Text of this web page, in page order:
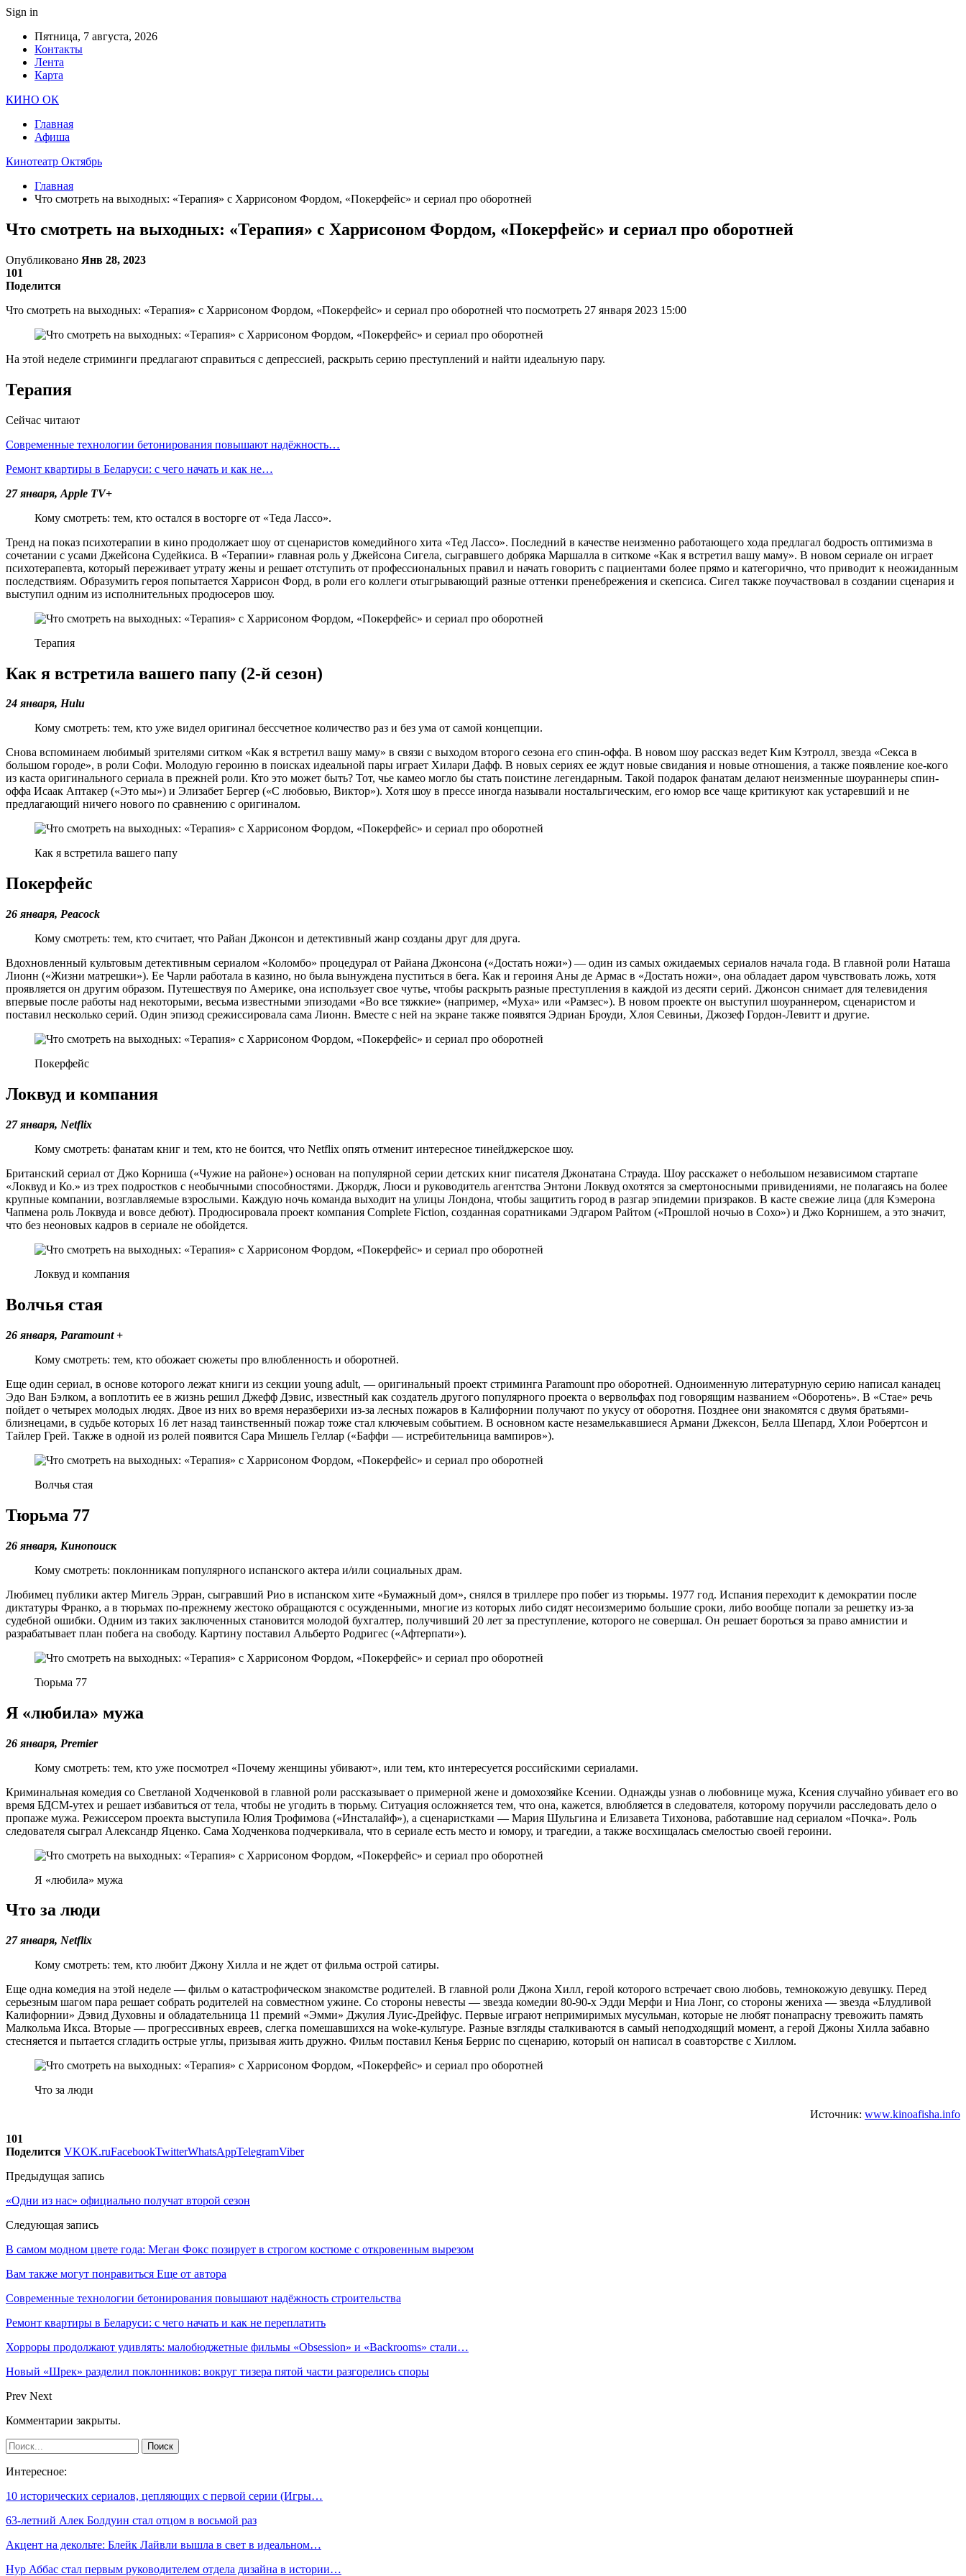
Sign in
Пятница, 7 августа, 2026
Контакты
Лента
Карта
КИНО ОК
Главная
Афиша
Кинотеатр Октябрь
Главная
Что смотреть на выходных: «Терапия» с Харрисоном Фордом, «Покерфейс» и сериал про оборотней
Что смотреть на выходных: «Терапия» с Харрисоном Фордом, «Покерфейс» и сериал про оборотней
Опубликовано Янв 28, 2023
101
Поделится
Что смотреть на выходных: «Терапия» с Харрисоном Фордом, «Покерфейс» и сериал про оборотней что посмотреть 27 января 2023 15:00
На этой неделе стриминги предлагают справиться с депрессией, раскрыть серию преступлений и найти идеальную пару.
Терапия
Сейчас читают
Современные технологии бетонирования повышают надёжность…
Ремонт квартиры в Беларуси: с чего начать и как не…
27 января, Apple TV+
Кому смотреть: тем, кто остался в восторге от «Теда Лассо».
Тренд на показ психотерапии в кино продолжает шоу от сценаристов комедийного хита «Тед Лассо». Последний в качестве неизменно работающего хода предлагал бодрость оптимизма в
сочетании с усами Джейсона Судейкиса. В «Терапии» главная роль у Джейсона Сигела, сыгравшего добряка Маршалла в ситкоме «Как я встретил вашу маму». В новом сериале он играет
психотерапевта, который переживает утрату жены и решает отступить от профессиональных правил и начать говорить с пациентами более прямо и категорично, что приводит к неожиданным
последствиям. Образумить героя попытается Харрисон Форд, в роли его коллеги отыгрывающий разные оттенки пренебрежения и скепсиса. Сигел также поучаствовал в создании сценария и
выступил одним из исполнительных продюсеров шоу.
Терапия
Как я встретила вашего папу (2-й сезон)
24 января, Hulu
Кому смотреть: тем, кто уже видел оригинал бессчетное количество раз и без ума от самой концепции.
Снова вспоминаем любимый зрителями ситком «Как я встретил вашу маму» в связи с выходом второго сезона его спин-оффа. В новом шоу рассказ ведет Ким Кэтролл, звезда «Секса в
большом городе», в роли Софи. Молодую героиню в поисках идеальной пары играет Хилари Дафф. В новых сериях ее ждут новые свидания и новые отношения, а также появление кое-кого
из каста оригинального сериала в прежней роли. Кто это может быть? Тот, чье камео могло бы стать поистине легендарным. Такой подарок фанатам делают неизменные шоураннеры спин-
оффа Исаак Аптакер («Это мы») и Элизабет Бергер («С любовью, Виктор»). Хотя шоу в прессе иногда называли ностальгическим, его юмор все чаще критикуют как устаревший и не
предлагающий ничего нового по сравнению с оригиналом.
Как я встретила вашего папу
Покерфейс
26 января, Peaсock
Кому смотреть: тем, кто считает, что Райан Джонсон и детективный жанр созданы друг для друга.
Вдохновленный культовым детективным сериалом «Коломбо» процедурал от Райана Джонсона («Достать ножи») — один из самых ожидаемых сериалов начала года. В главной роли Наташа
Лионн («Жизни матрешки»). Ее Чарли работала в казино, но была вынуждена пуститься в бега. Как и героиня Аны де Армас в «Достать ножи», она обладает даром чувствовать ложь, хотя
проявляется он другим образом. Путешествуя по Америке, она использует свое чутье, чтобы раскрыть разные преступления в каждой из десяти серий. Джонсон снимает для телевидения
впервые после работы над некоторыми, весьма известными эпизодами «Во все тяжкие» (например, «Муха» или «Рамзес»). В новом проекте он выступил шоураннером, сценаристом и
поставил несколько серий. Один эпизод срежиссировала сама Лионн. Вместе с ней на экране также появятся Эдриан Броуди, Хлоя Севиньи, Джозеф Гордон-Левитт и другие.
Покерфейс
Локвуд и компания
27 января, Netflix
Кому смотреть: фанатам книг и тем, кто не боится, что Netflix опять отменит интересное тинейджерское шоу.
Британский сериал от Джо Корниша («Чужие на районе») основан на популярной серии детских книг писателя Джонатана Страуда. Шоу расскажет о небольшом независимом стартапе
«Локвуд и Ко.» из трех подростков с необычными способностями. Джордж, Люси и руководитель агентства Энтони Локвуд охотятся за смертоносными привидениями, не полагаясь на более
крупные компании, возглавляемые взрослыми. Каждую ночь команда выходит на улицы Лондона, чтобы защитить город в разгар эпидемии призраков. В касте свежие лица (для Кэмерона
Чапмена роль Локвуда и вовсе дебют). Продюсировала проект компания Complete Fiction, созданная соратниками Эдгаром Райтом («Прошлой ночью в Сохо») и Джо Корнишем, а это значит,
что без неоновых кадров в сериале не обойдется.
Локвуд и компания
Волчья стая
26 января, Paramount +
Кому смотреть: тем, кто обожает сюжеты про влюбленность и оборотней.
Еще один сериал, в основе которого лежат книги из секции young adult, — оригинальный проект стриминга Paramount про оборотней. Одноименную литературную серию написал канадец
Эдо Ван Бэлком, а воплотить ее в жизнь решил Джефф Дэвис, известный как создатель другого популярного проекта о вервольфах под говорящим названием «Оборотень». В «Стае» речь
пойдет о четырех молодых людях. Двое из них во время неразберихи из-за лесных пожаров в Калифорнии получают по укусу от оборотня. Позднее они знакомятся с двумя братьями-
близнецами, в судьбе которых 16 лет назад таинственный пожар тоже стал ключевым событием. В основном касте незамелькавшиеся Армани Джексон, Белла Шепард, Хлои Робертсон и
Тайлер Грей. Также в одной из ролей появится Сара Мишель Геллар («Баффи — истребительница вампиров»).
Волчья стая
Тюрьма 77
26 января, Кинопоиск
Кому смотреть: поклонникам популярного испанского актера и/или социальных драм.
Любимец публики актер Мигель Эрран, сыгравший Рио в испанском хите «Бумажный дом», снялся в триллере про побег из тюрьмы. 1977 год. Испания переходит к демократии после
диктатуры Франко, а в тюрьмах по-прежнему жестоко обращаются с осужденными, многие из которых либо сидят несоизмеримо большие сроки, либо вообще попали за решетку из-за
судебной ошибки. Одним из таких заключенных становится молодой бухгалтер, получивший 20 лет за преступление, которого не совершал. Он решает бороться за право амнистии и
разрабатывает план побега на свободу. Картину поставил Альберто Родригес («Афтерпати»).
Тюрьма 77
Я «любила» мужа
26 января, Premier
Кому смотреть: тем, кто уже посмотрел «Почему женщины убивают», или тем, кто интересуется российскими сериалами.
Криминальная комедия со Светланой Ходченковой в главной роли рассказывает о примерной жене и домохозяйке Ксении. Однажды узнав о любовнице мужа, Ксения случайно убивает его во
время БДСМ-утех и решает избавиться от тела, чтобы не угодить в тюрьму. Ситуация осложняется тем, что она, кажется, влюбляется в следователя, которому поручили расследовать дело о
пропаже мужа. Режиссером проекта выступила Юлия Трофимова («Инсталайф»), а сценаристками — Мария Шульгина и Елизавета Тихонова, работавшие над сериалом «Почка». Роль
следователя сыграл Александр Яценко. Сама Ходченкова подчеркивала, что в сериале есть место и юмору, и трагедии, а также восхищалась смелостью своей героини.
Я «любила» мужа
Что за люди
27 января, Netflix
Кому смотреть: тем, кто любит Джону Хилла и не ждет от фильма острой сатиры.
Еще одна комедия на этой неделе — фильм о катастрофическом знакомстве родителей. В главной роли Джона Хилл, герой которого встречает свою любовь, темнокожую девушку. Перед
серьезным шагом пара решает собрать родителей на совместном ужине. Со стороны невесты — звезда комедии 80-90-х Эдди Мерфи и Ниа Лонг, со стороны жениха — звезда «Блудливой
Калифорнии» Дэвид Духовны и обладательница 11 премий «Эмми» Джулия Луиc-Дрейфус. Первые играют непримиримых мусульман, которые не любят понапрасну тревожить память
Малкольма Икса. Вторые — прогрессивных евреев, слегка помешавшихся на woke-культуре. Разные взгляды сталкиваются в самый неподходящий момент, а герой Джоны Хилла забавно
стесняется и пытается сгладить острые углы, призывая жить дружно. Фильм поставил Кенья Беррис по сценарию, который он написал в соавторстве с Хиллом.
Что за люди
Источник: www.kinoafisha.info
101
Поделится VKOK.ruFacebookTwitterWhatsAppTelegramViber
Предыдущая запись
«Одни из нас» официально получат второй сезон
Следующая запись
В самом модном цвете года: Меган Фокс позирует в строгом костюме с откровенным вырезом
Вам также могут понравиться Еще от автора
Современные технологии бетонирования повышают надёжность строительства
Ремонт квартиры в Беларуси: с чего начать и как не переплатить
Хорроры продолжают удивлять: малобюджетные фильмы «Obsession» и «Backrooms» стали…
Новый «Шрек» разделил поклонников: вокруг тизера пятой части разгорелись споры
Prev Next
Комментарии закрыты.
Интересное:
10 исторических сериалов, цепляющих с первой серии (Игры…
63-летний Алек Болдуин стал отцом в восьмой раз
Акцент на декольте: Блейк Лайвли вышла в свет в идеальном…
Нур Аббас стал первым руководителем отдела дизайна в истории…